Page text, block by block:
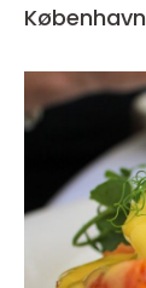
København